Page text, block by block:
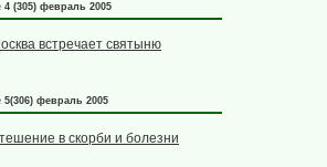
(305) февраль 2005
встречает святыню
февраль 2005
в скорби и болезни